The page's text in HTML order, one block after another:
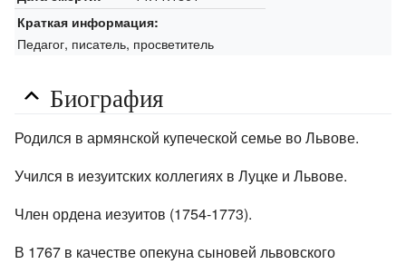
Краткая информация:
Педагог, писатель, просветитель
Биография
Родился в армянской купеческой семье во Львове.
Учился в иезуитских коллегиях в Луцке и Львове.
Член ордена иезуитов (1754-1773).
В 1767 в качестве опекуна сыновей львовского